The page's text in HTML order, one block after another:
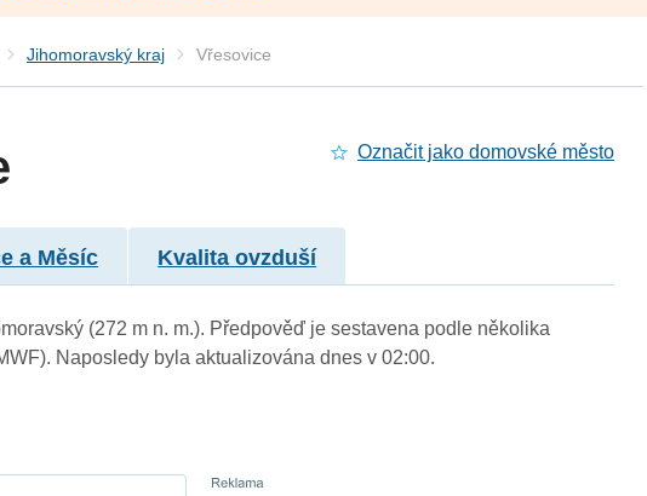
Jihomoravský kraj Vřesovice
Označit jako domovské město
a Měsíc Kvalita ovzduší
(272 m n. m.). Předpověď je sestavena podle několika
Naposledy byla aktualizována dnes v 02:00.